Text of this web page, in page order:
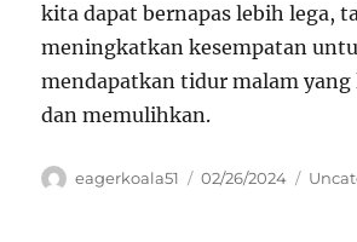
kita dapat bernapas lebih lega,
meningkatkan kesempatan
mendapatkan tidur malam
dan memulihkan.
Author
eagerkoala51
Posted
02/26/2024